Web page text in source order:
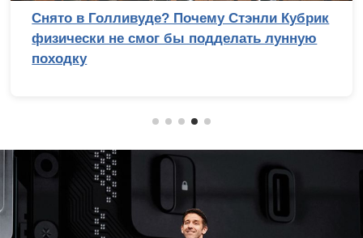
Снято в Голливуде? Почему Стэнли Кубрик
физически не смог бы подделать лунную
походку